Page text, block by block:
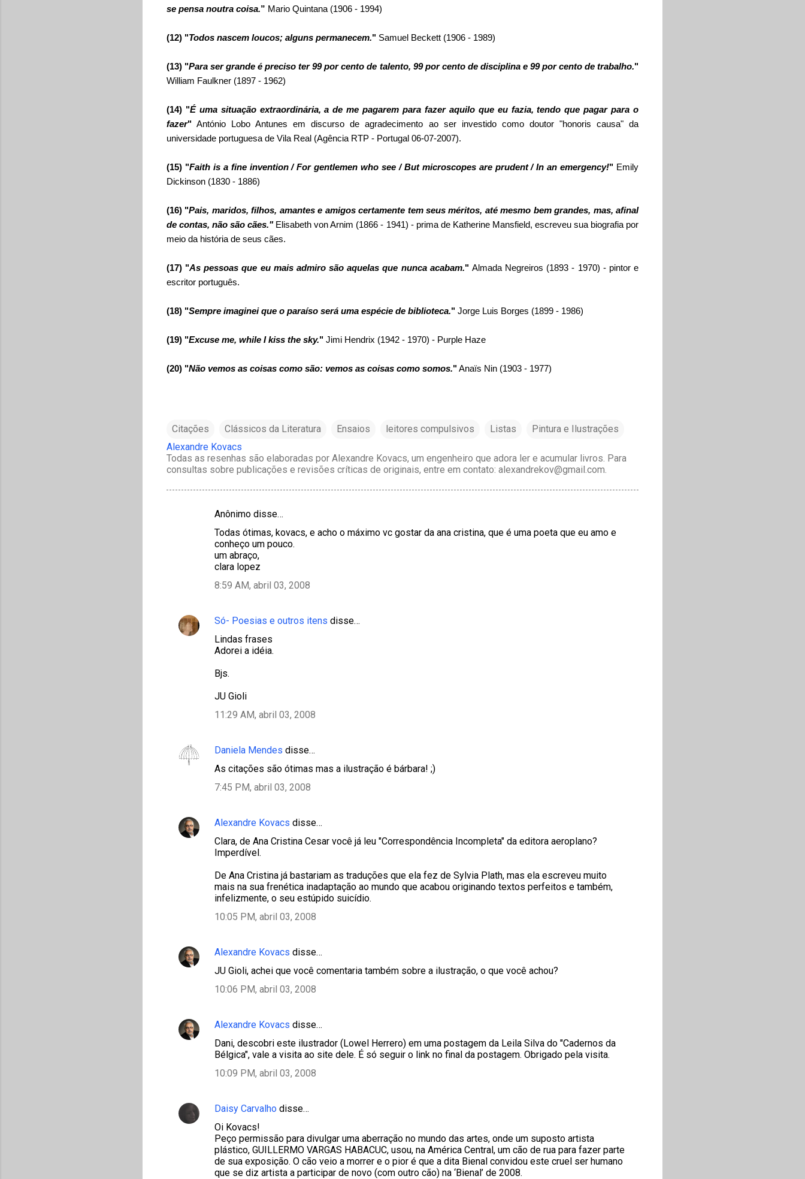
se pensa noutra coisa.” Mario Quintana (1906 - 1994)
(12) "Todos nascem loucos; alguns permanecem." Samuel Beckett (1906 - 1989)
(13) "Para ser grande é preciso ter 99 por cento de talento, 99 por cento de disciplina e 99 por cento de trabalho."
William Faulkner (1897 - 1962)
(14) "É uma situação extraordinária, a de me pagarem para fazer aquilo que eu fazia, tendo que pagar para o
fazer" António Lobo Antunes em discurso de agradecimento ao ser investido como doutor "honoris causa" da
universidade portuguesa de Vila Real (Agência RTP - Portugal 06-07-2007).
(15) "Faith is a fine invention / For gentlemen who see / But microscopes are prudent / In an emergency!" Emily
Dickinson (1830 - 1886)
(16) "Pais, maridos, filhos, amantes e amigos certamente tem seus méritos, até mesmo bem grandes, mas, afinal
de contas, não são cães." Elisabeth von Arnim (1866 - 1941) - prima de Katherine Mansfield, escreveu sua biografia por
meio da história de seus cães.
(17) "As pessoas que eu mais admiro são aquelas que nunca acabam." Almada Negreiros (1893 - 1970) - pintor e
escritor português.
(18) "Sempre imaginei que o paraíso será uma espécie de biblioteca." Jorge Luis Borges (1899 - 1986)
(19) "Excuse me, while I kiss the sky." Jimi Hendrix (1942 - 1970) - Purple Haze
(20) "Não vemos as coisas como são: vemos as coisas como somos."Anaïs Nin (1903 - 1977)
Citações Clássicos da Literatura Ensaios leitores compulsivos Listas
Pintura e Ilustrações
Alexandre Kovacs
Todas as resenhas são elaboradas por Alexandre Kovacs, um engenheiro que adora ler e acumular livros. Para
consultas sobre publicações e revisões críticas de originais, entre em contato: alexandrekov@gmail.com.
á
r
Anônimo disse…
Todas ótimas, kovacs, e acho o máximo vc gostar da ana cristina, que é uma poeta que eu amo e
conheço um pouco.
um abraço,
clara lopez
8:59 AM, abril 03, 2008
Só- Poesias e outros itens disse…
Lindas frases
Adorei a idéia.
Bjs.
JU Gioli
11:29 AM, abril 03, 2008
Daniela Mendes disse…
As citações são ótimas mas a ilustração é bárbara! ;)
7:45 PM, abril 03, 2008
Alexandre Kovacs disse…
Clara, de Ana Cristina Cesar você já leu "Correspondência Incompleta" da editora aeroplano?
Imperdível.
De Ana Cristina já bastariam as traduções que ela fez de Sylvia Plath, mas ela escreveu muito
mais na sua frenética inadaptação ao mundo que acabou originando textos perfeitos e também,
infelizmente, o seu estúpido suicídio.
10:05 PM, abril 03, 2008
Alexandre Kovacs disse…
JU Gioli, achei que você comentaria também sobre a ilustração, o que você achou?
10:06 PM, abril 03, 2008
Alexandre Kovacs disse…
Dani, descobri este ilustrador (Lowel Herrero) em uma postagem da Leila Silva do "Cadernos da
Bélgica", vale a visita ao site dele. É só seguir o link no final da postagem. Obrigado pela visita.
10:09 PM, abril 03, 2008
Daisy Carvalho disse…
Oi Kovacs!
Peço permissão para divulgar uma aberração no mundo das artes, onde um suposto artista
plástico, GUILLERMO VARGAS HABACUC, usou, na América Central, um cão de rua para fazer parte
de sua exposição. O cão veio a morrer e o pior é que a dita Bienal convidou este cruel ser humano
que se diz artista a participar de novo (com outro cão) na ‘Bienal’ de 2008.